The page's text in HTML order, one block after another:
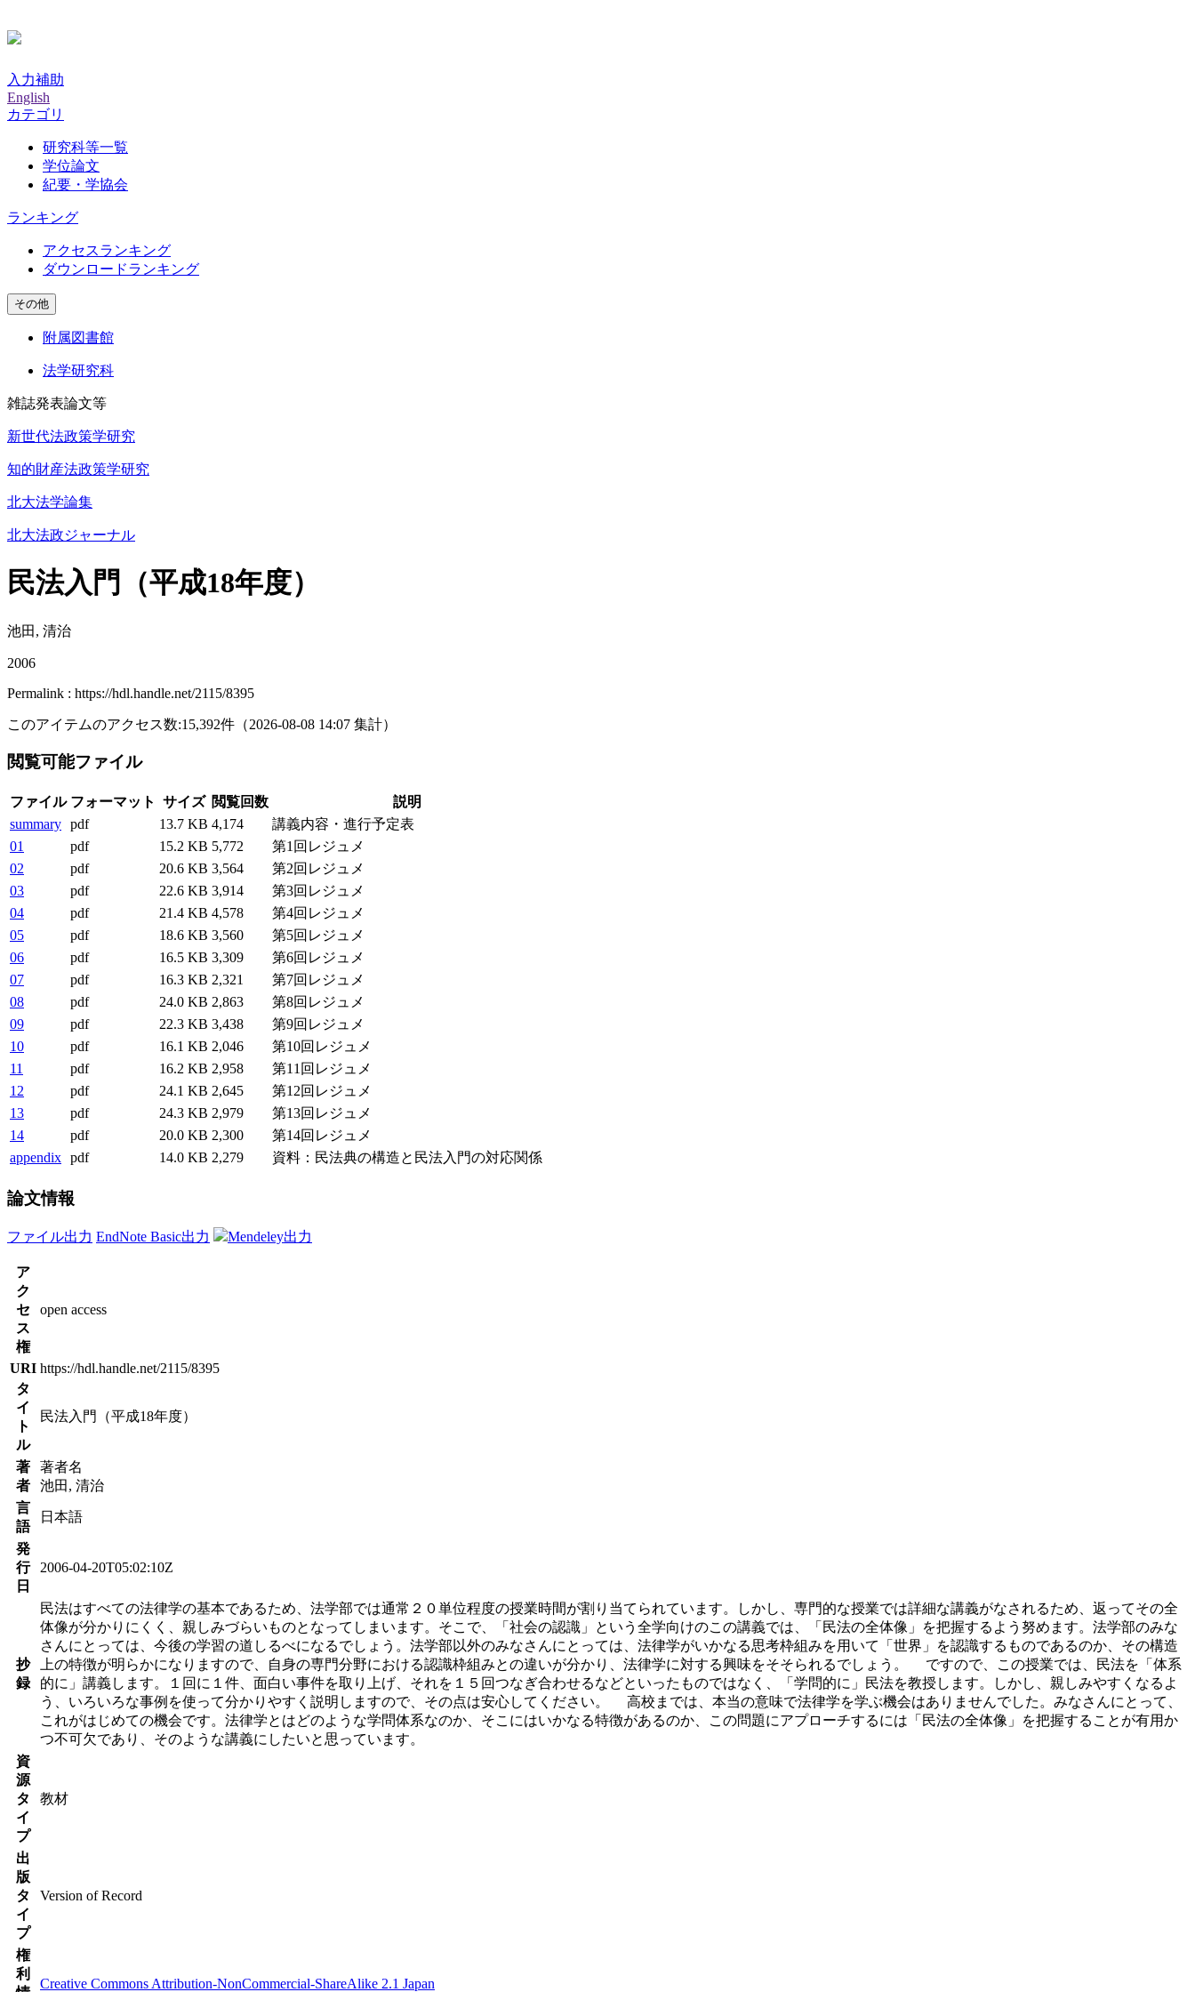
入力補助
English
カテゴリ
研究科等一覧
学位論文
紀要・学協会
ランキング
アクセスランキング
ダウンロードランキング
その他
附属図書館
法学研究科
雑誌発表論文等
新世代法政策学研究
知的財産法政策学研究
北大法学論集
北大法政ジャーナル
民法入門（平成18年度）
池田, 清治
2006
Permalink : https://hdl.handle.net/2115/8395
このアイテムのアクセス数:15,392件 （2026-08-08 14:07 集計）
閲覧可能ファイル
ファイル フォーマット サイズ 閲覧回数
説明
summary pdf 13.7 KB 4,174
講義内容・進行予定表
01
pdf 15.2 KB 5,772
第1回レジュメ
02
pdf 20.6 KB 3,564
第2回レジュメ
03
pdf 22.6 KB 3,914
第3回レジュメ
04
pdf 21.4 KB 4,578
第4回レジュメ
05
pdf 18.6 KB 3,560
第5回レジュメ
06
pdf 16.5 KB 3,309
第6回レジュメ
07
pdf 16.3 KB 2,321
第7回レジュメ
08
pdf 24.0 KB 2,863
第8回レジュメ
09
pdf 22.3 KB 3,438
第9回レジュメ
10
pdf 16.1 KB 2,046
第10回レジュメ
11
pdf 16.2 KB 2,958
第11回レジュメ
12
pdf 24.1 KB 2,645
第12回レジュメ
13
pdf 24.3 KB 2,979
第13回レジュメ
14
pdf 20.0 KB 2,300
第14回レジュメ
appendix pdf 14.0 KB 2,279 資料：民法典の構造と民法入門の対応関係
論文情報
ファイル出力 EndNote Basic出力 Mendeley出力
ア
ク
セ
ス
権
open access
URI https://hdl.handle.net/2115/8395
タ
イ
ト
ル
民法入門（平成18年度）
著
者
著者名
池田, 清治
言
語
日本語
発
行
日
2006-04-20T05:02:10Z
抄
録
民法はすべての法律学の基本であるため、法学部では通常２０単位程度の授業時間が割り当てられています。しかし、専門的な授業では詳細な講義がなされるため、返ってその全
体像が分かりにくく、親しみづらいものとなってしまいます。そこで、「社会の認識」という全学向けのこの講義では、「民法の全体像」を把握するよう努めます。法学部のみな
さんにとっては、今後の学習の道しるべになるでしょう。法学部以外のみなさんにとっては、法律学がいかなる思考枠組みを用いて「世界」を認識するものであるのか、その構造
上の特徴が明らかになりますので、自身の専門分野における認識枠組みとの違いが分かり、法律学に対する興味をそそられるでしょう。 ですので、この授業では、民法を「体系
的に」講義します。１回に１件、面白い事件を取り上げ、それを１５回つなぎ合わせるなどといったものではなく、「学問的に」民法を教授します。しかし、親しみやすくなるよ
う、いろいろな事例を使って分かりやすく説明しますので、その点は安心してください。 高校までは、本当の意味で法律学を学ぶ機会はありませんでした。みなさんにとって、
これがはじめての機会です。法律学とはどのような学問体系なのか、そこにはいかなる特徴があるのか、この問題にアプローチするには「民法の全体像」を把握することが有用か
つ不可欠であり、そのような講義にしたいと思っています。
資
源
タ
イ
プ
教材
出
版
タ
イ
プ
Version of Record
権
利
Creative Commons Attribution-NonCommercial-ShareAlike 2.1 Japan